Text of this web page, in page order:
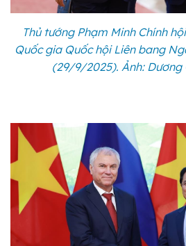
Thủ tướng Phạm Minh Chính
Quốc gia Quốc hội Liên bang
(29/9/2025). Ảnh: Dương